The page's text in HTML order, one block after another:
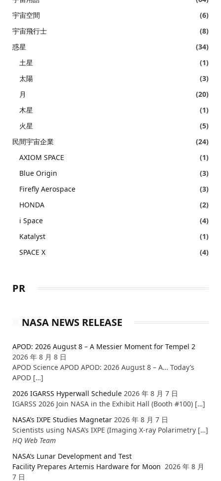
宇宙空間
(6)
宇宙飛行士
(8)
惑星
(34)
土星
(1)
太陽
(3)
月
(20)
木星
(1)
火星
(5)
民間宇宙企業
(24)
AXIOM SPACE
(1)
Blue Origin
(3)
Firefly Aerospace
(3)
HONDA
(2)
i Space
(4)
Katalyst
(1)
SPACE X
(4)
PR
NASA NEWS RELEASE
APOD: 2026 August 8 – A Messier Moment for Tempel 2
2026 年 8 月 8 日
APOD Science APOD APOD: 2026 August 8 – A… Today’s
APOD […]
2026 IGARSS Hyperwall Schedule 2026 年 8 月 7 日
IGARSS 2026 Join NASA in the Exhibit Hall (Booth #100) […]
NASA’s IXPE Studies Magnetar 2026 年 8 月 7 日
Scientists using NASA’s IXPE (Imaging X-ray Polarimetry […]
HQ Web Team
NASA’s Lunar Development and Test
Facility Prepares Artemis Hardware for Moon 2026 年 8 月
7 日